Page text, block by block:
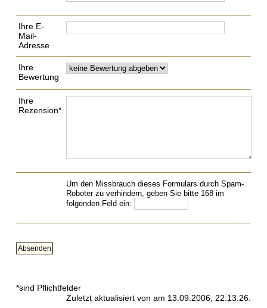
Ihre E-
Mail-
Adresse
Ihre
Bewertung
Ihre
Rezension*
Um den Missbrauch dieses Formulars durch Spam-
Roboter zu verhindern, geben Sie bitte 168 im
folgenden Feld ein:
*sind Pflichtfelder
Zuletzt aktualisiert von am 13.09.2006, 22:13:26.